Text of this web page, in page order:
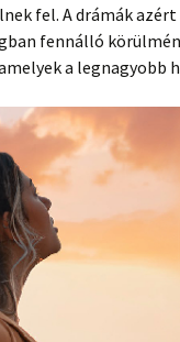
fel. A drámák
fennálló
a legnagyobb